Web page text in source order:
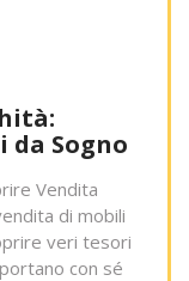
Sogno
Vendita
di mobili
veri tesori
con sé